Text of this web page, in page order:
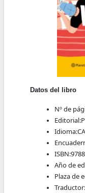
Datos del libro
Nº de
Editorial:
Idioma:
ISBN:
Año de
Plaza de